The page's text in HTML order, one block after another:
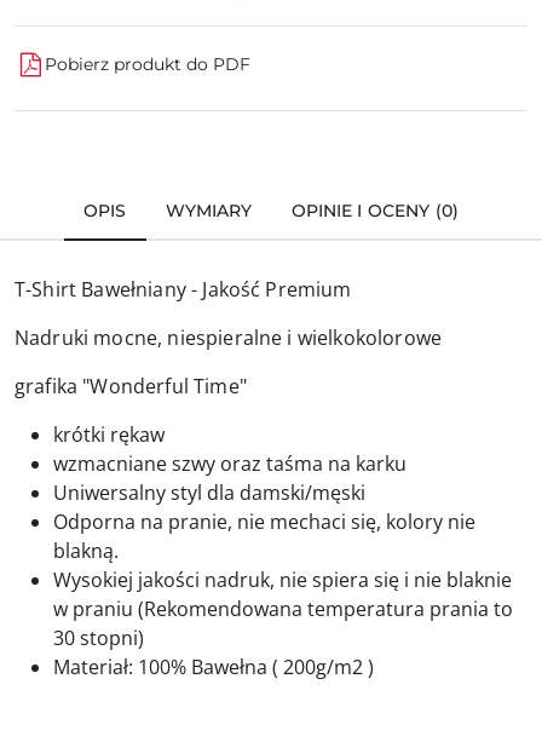
Pobierz produkt do PDF
OPIS WYMIARY OPINIE I OCENY (0)
T-Shirt Bawełniany - Jakość Premium
Nadruki mocne, niespieralne i wielkokolorowe
grafika "Wonderful Time"
krótki rękaw
wzmacniane szwy oraz taśma na karku
Uniwersalny styl dla damski/męski
Odporna na pranie, nie mechaci się, kolory nie
blakną.
Wysokiej jakości nadruk, nie spiera się i nie blaknie
w praniu (Rekomendowana temperatura prania to
30 stopni)
Materiał: 100% Bawełna ( 200g/m2 )